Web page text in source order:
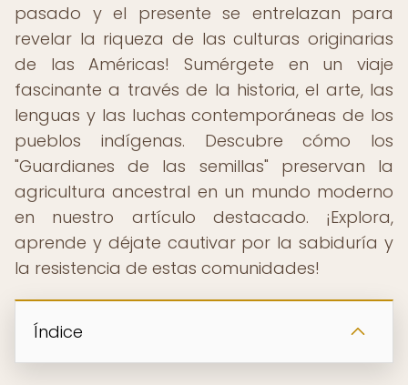
pasado y el presente se entrelazan para
revelar la riqueza de las culturas originarias
de las Américas! Sumérgete en un viaje
fascinante a través de la historia, el arte, las
lenguas y las luchas contemporáneas de los
pueblos indígenas. Descubre cómo los
"Guardianes de las semillas" preservan la
agricultura ancestral en un mundo moderno
en nuestro artículo destacado. ¡Explora,
aprende y déjate cautivar por la sabiduría y
la resistencia de estas comunidades!
Índice